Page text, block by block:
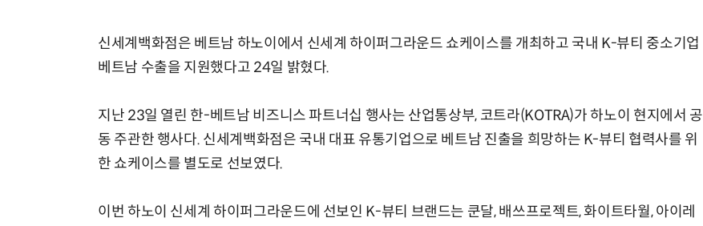
신세계백화점은 베트남 하노이에서 신세계 하이퍼그라운드 쇼케이스를 개최하고 국내 K-뷰티 중소기업
베트남 수출을 지원했다고 24일 밝혔다.
지난 23일 열린 한-베트남 비즈니스 파트너십 행사는 산업통상부, 코트라(KOTRA)가 하노이 현지에서 공
동 주관한 행사다. 신세계백화점은 국내 대표 유통기업으로 베트남 진출을 희망하는 K-뷰티 협력사를 위
한 쇼케이스를 별도로 선보였다.
이번 하노이 신세계 하이퍼그라운드에 선보인 K-뷰티 브랜드는 쿤달, 배쓰프로젝트, 화이트타월, 아이레